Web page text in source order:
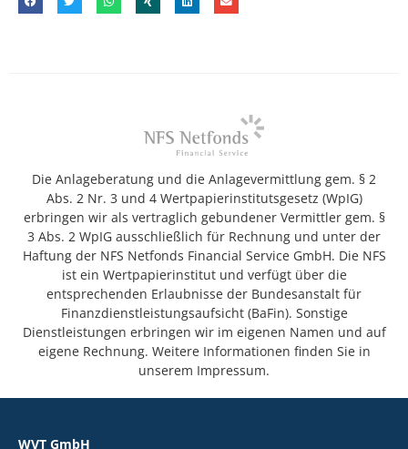
Die Anlageberatung und die Anlagevermittlung gem. § 2
Abs. 2 Nr. 3 und 4 Wertpapierinstitutsgesetz (WpIG)
erbringen wir als vertraglich gebundener Vermittler gem. §
3 Abs. 2 WpIG ausschließlich für Rechnung und unter der
Haftung der NFS Netfonds Financial Service GmbH. Die NFS
ist ein Wertpapierinstitut und verfügt über die
entsprechenden Erlaubnisse der Bundesanstalt für
Finanzdienstleistungsaufsicht (BaFin). Sonstige
Dienstleistungen erbringen wir im eigenen Namen und auf
eigene Rechnung. Weitere Informationen finden Sie in
unserem Impressum.
WVT GmbH